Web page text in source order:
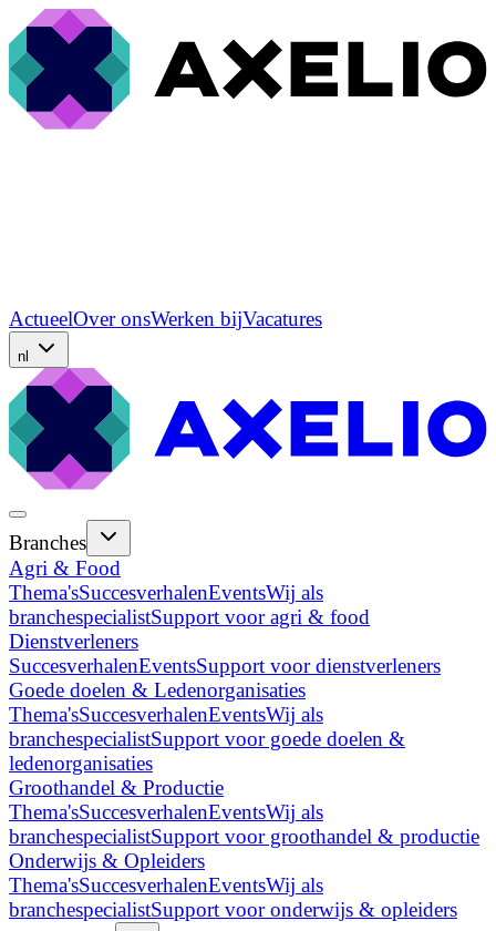
ActueelOver onsWerken bijVacatures
nl
Branches
Agri & Food
Thema'sSuccesverhalenEventsWij als
branchespecialistSupport voor agri & food
Dienstverleners
SuccesverhalenEventsSupport voor dienstverleners
Goede doelen & Ledenorganisaties
Thema'sSuccesverhalenEventsWij als
branchespecialistSupport voor goede doelen &
ledenorganisaties
Groothandel & Productie
Thema'sSuccesverhalenEventsWij als
branchespecialistSupport voor groothandel & productie
Onderwijs & Opleiders
Thema'sSuccesverhalenEventsWij als
branchespecialistSupport voor onderwijs & opleiders